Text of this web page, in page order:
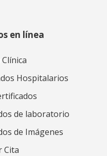
en línea
Hospitalarios
de laboratorio
de Imágenes
Cita